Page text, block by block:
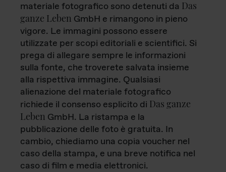
materiale fotografico sono detenuti da Das
ganze Leben GmbH e rimangono in pieno
vigore. Le immagini possono essere
utilizzate per scopi editoriali e scientifici. Si
prega di allegare sempre le informazioni
sulla fonte, che troverete salvata insieme
alla rispettiva immagine. Qualsiasi
alienazione del materiale fotografico
richiede il consenso esplicito di Das ganze
Leben GmbH. La ristampa e la
pubblicazione delle foto è gratuita. In
cambio, chiediamo una copia voucher nel
caso della stampa, e una breve notifica nel
caso di film e media elettronici.